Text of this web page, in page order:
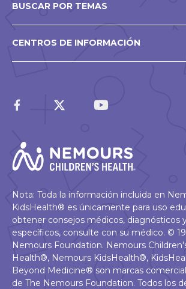
BUSCAR POR TEMAS
CENTROS DE INFORMACIÓN
Nota: Toda la información incluida en
KidsHealth® es únicamente para uso
obtener consejos médicos, diagnósticos
específicos, consulte con su médico. ©
Nemours Foundation. Nemours
Health®, Nemours KidsHealth®,
Beyond Medicine® son marcas
de The Nemours Foundation. Todos los